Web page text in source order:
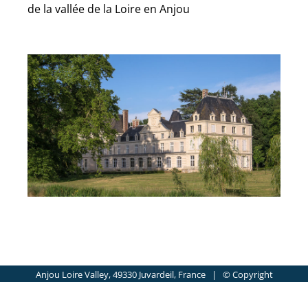
de la vallée de la Loire en Anjou
Anjou Loire Valley, 49330 Juvardeil, France | © Copyright